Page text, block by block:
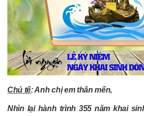
Chủ tế: Anh chị em thân mến,
Nhìn lại hành trình 355 năm khai